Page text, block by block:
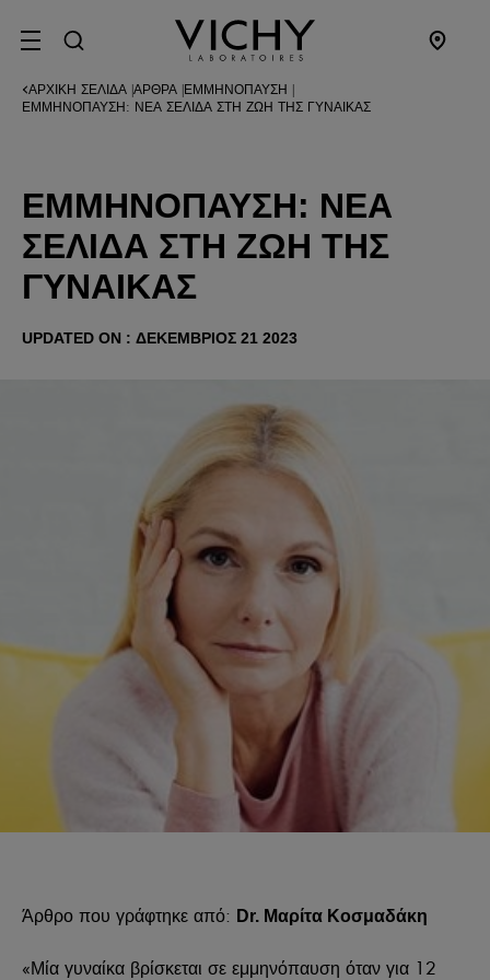
SITE MENU
ΑΡΧΙΚΉ ΣΕΛΊΔΑ ΆΡΘΡΑ ΕΜΜΗΝΌΠΑΥΣΗ
ΕΜΜΗΝΌΠΑΥΣΗ: ΝΈΑ ΣΕΛΊΔΑ ΣΤΗ ΖΩΉ ΤΗΣ ΓΥΝΑΊΚΑΣ
ΕΜΜΗΝΌΠΑΥΣΗ: ΝΈΑ
ΣΕΛΊΔΑ ΣΤΗ ΖΩΉ ΤΗΣ
ΓΥΝΑΊΚΑΣ
UPDATED ON : ΔΕΚΈΜΒΡΙΟΣ 21 2023
Άρθρο που γράφτηκε από: Dr. Μαρίτα Κοσμαδάκη
«Μία γυναίκα βρίσκεται σε εμμηνόπαυση όταν για 12